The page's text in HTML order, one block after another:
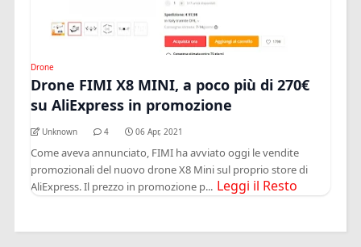
Drone
Drone FIMI X8 MINI, a poco più di 270€
su AliExpress in promozione
Unknown 4 06 Apr, 2021
Come aveva annunciato, FIMI ha avviato oggi le vendite
promozionali del nuovo drone X8 Mini sul proprio store di
AliExpress. Il prezzo in promozione p... Leggi il Resto